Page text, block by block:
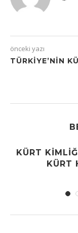
önceki yazı
TÜRKIYE’NIN
KÜRT
KÜRT